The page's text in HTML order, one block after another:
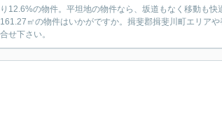
12.6%の物件。平坦地の物件なら、坂道もなく移動も快
㎡の物件はいかがですか。揖斐郡揖斐川町エリア
せ下さい。